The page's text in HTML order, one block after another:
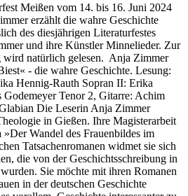
Meißen vom 14. bis 16. Juni 2024
erzählt die wahre Geschichte
des diesjährigen Literaturfestes
und ihre Künstler Minnelieder. Zur
wird natürlich gelesen. Anja Zimmer
- die wahre Geschichte. Lesung:
Hennig-Rauth Sopran II: Erika
Tenor 2, Gitarre: Achim
Die Leserin Anja Zimmer
in Gießen. Ihre Magisterarbeit
»Der Wandel des Frauenbildes im
Tatsachenromanen widmet sie sich
die von der Geschichtsschreibung in
Sie möchte mit ihren Romanen
in der deutschen Geschichte